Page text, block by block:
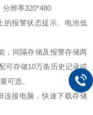
分辨率320*480
的报警状态提示、电池低
，间隔存储及报警存储两
可存储10万条历史记录或
可选。
连接电脑，快速下载存储